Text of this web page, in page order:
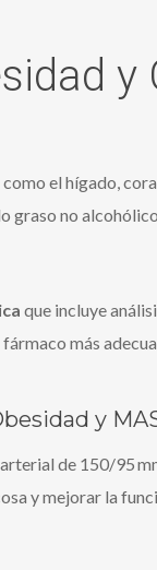
y
el hígado,
graso no
que incluye
más
y
de 150/95
y mejorar la